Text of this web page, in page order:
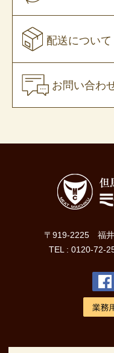
配送について
お問い合わ
〒919-2225 福井
TEL : 0120-72-